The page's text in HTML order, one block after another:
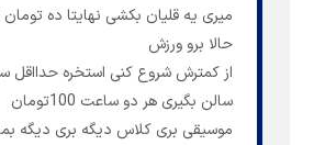
میری یه قلیان بکشی نهایتا ده
حالا برو ورزش
از کمترش شروع کنی استخره حدااقل
سالن بگیری هر دو ساعت 100تومان
موسیقی بری کلاس دیگه بری دیگه